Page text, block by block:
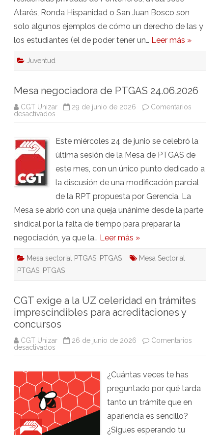
Atarés, Ronda Hispanidad o San Juan Bosco son
solo algunos ejemplos de cómo un derecho de las y
los estudiantes (el de poder tener un… Leer más »
Juventud
Mesa negociadora de PTGAS 24.06.2026
CGT Unizar 29 de junio de 2026
Comentarios
desactivados
PTGAS
Este miércoles 24 de junio se celebró la
última sesión de la Mesa de PTGAS de
este mes, con un único punto dedicado a
la discusión de una modificación parcial
de la RPT propuesta por Gerencia. La
Mesa se abrió con una queja unánime desde la parte
sindical por la falta de tiempo para preparar la
negociación, ya que la… Leer más »
Mesa sectorial PTGAS PTGAS
Mesa Sectorial
PTGAS PTGAS
CGT exige a la UZ celeridad en trámites
imprescindibles para acreditaciones y
concursos
CGT Unizar 26 de junio de 2026
Comentarios
desactivados
la
UZ
celeridad
en
trámites
imprescindibles
acreditaciones
y
¿Cuántas veces te has
preguntado por qué tarda
tanto un trámite que en
apariencia es sencillo?
¿Sigues esperando tu